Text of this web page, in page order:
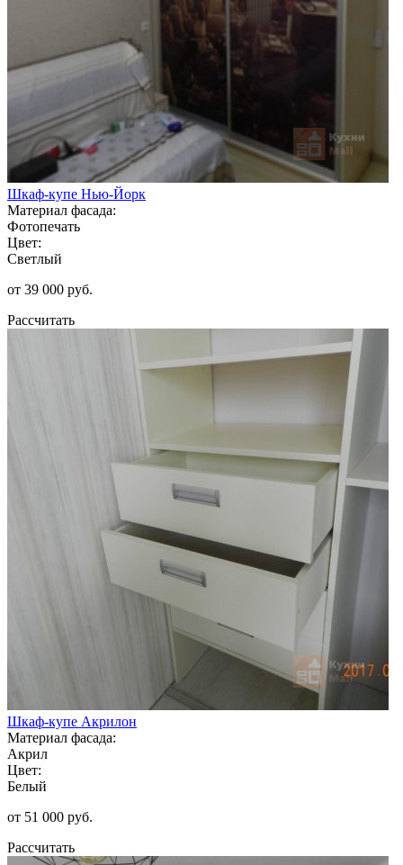
Шкаф-купе Нью-Йорк
Материал фасада:
Фотопечать
Цвет:
Светлый
от 39 000 руб.
Рассчитать
Шкаф-купе Акрилон
Материал фасада:
Акрил
Цвет:
Белый
от 51 000 руб.
Рассчитать